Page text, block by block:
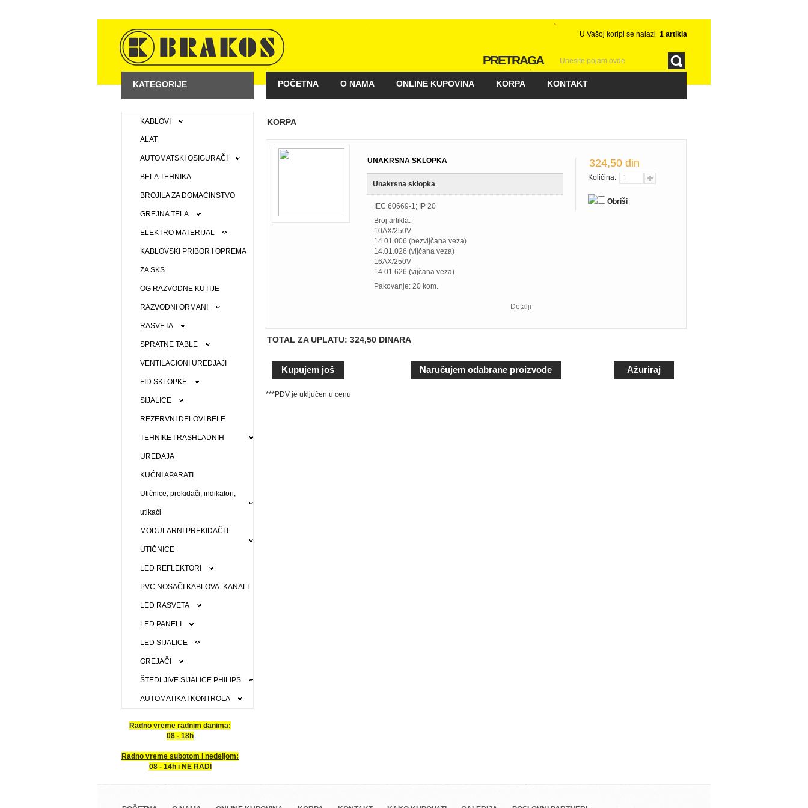
U Vašoj koripi se nalazi 1 artikla
PRETRAGA
POČETNA O NAMA ONLINE KUPOVINA KORPA KONTAKT
KATEGORIJE
KABLOVI
ALAT
AUTOMATSKI OSIGURAČI
BELA TEHNIKA
BROJILA ZA DOMAĆINSTVO
GREJNA TELA
ELEKTRO MATERIJAL
KABLOVSKI PRIBOR I OPREMA
ZA SKS
OG RAZVODNE KUTIJE
RAZVODNI ORMANI
RASVETA
SPRATNE TABLE
VENTILACIONI UREDJAJI
FID SKLOPKE
SIJALICE
REZERVNI DELOVI BELE
TEHNIKE I RASHLADNIH
UREĐAJA
KUĆNI APARATI
Utičnice, prekidači, indikatori,
utikači
MODULARNI PREKIDAČI I
UTIČNICE
LED REFLEKTORI
PVC NOSAČI KABLOVA -KANALI
LED RASVETA
LED PANELI
LED SIJALICE
GREJAČI
ŠTEDLJIVE SIJALICE PHILIPS
AUTOMATIKA I KONTROLA
Radno vreme radnim danima:
08 - 18h
Radno vreme subotom i nedeljom:
08 - 14h i NE RADI
KORPA
324,50 din
Količina:
Obriši
UNAKRSNA SKLOPKA
Unakrsna sklopka
IEC 60669-1; IP 20
Broj artikla:
10AX/250V
14.01.006 (bezvijčana veza)
14.01.026 (vijčana veza)
16AX/250V
14.01.626 (vijčana veza)
Pakovanje: 20 kom.
Detalji
TOTAL ZA UPLATU: 324,50 DINARA
***PDV je uključen u cenu